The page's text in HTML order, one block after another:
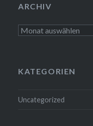
ARCHIV
Archiv
KATEGORIEN
Uncategorized